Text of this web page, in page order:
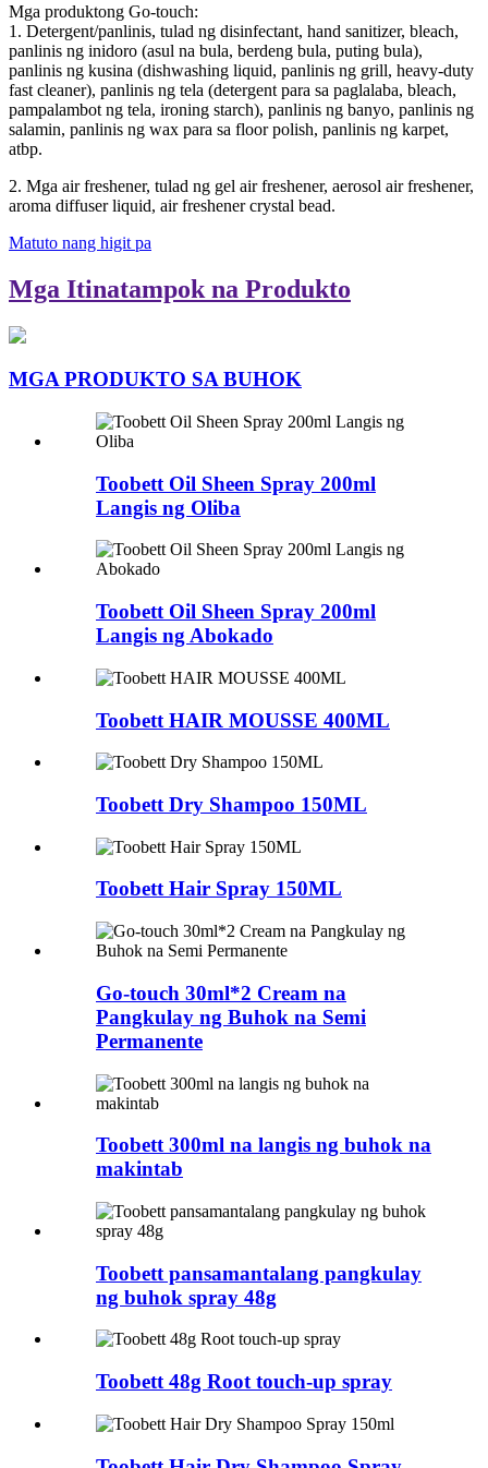
Mga produktong Go-touch:
1. Detergent/panlinis, tulad ng disinfectant, hand sanitizer, bleach,
panlinis ng inidoro (asul na bula, berdeng bula, puting bula),
panlinis ng kusina (dishwashing liquid, panlinis ng grill, heavy-duty
fast cleaner), panlinis ng tela (detergent para sa paglalaba, bleach,
pampalambot ng tela, ironing starch), panlinis ng banyo, panlinis ng
salamin, panlinis ng wax para sa floor polish, panlinis ng karpet,
atbp.
2. Mga air freshener, tulad ng gel air freshener, aerosol air freshener,
aroma diffuser liquid, air freshener crystal bead.
Matuto nang higit pa
Mga Itinatampok na Produkto
MGA PRODUKTO SA BUHOK
Toobett Oil Sheen Spray 200ml
Langis ng Oliba
Toobett Oil Sheen Spray 200ml
Langis ng Abokado
Toobett HAIR MOUSSE 400ML
Toobett Dry Shampoo 150ML
Toobett Hair Spray 150ML
Go-touch 30ml*2 Cream na
Pangkulay ng Buhok na Semi
Permanente
Toobett 300ml na langis ng buhok na
makintab
Toobett pansamantalang pangkulay
ng buhok spray 48g
Toobett 48g Root touch-up spray